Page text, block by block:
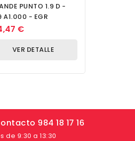
PUNTO 1.9 D -
A1.000 - EGR
€
VER DETALLE
984 18 17 16
de 9:30 a 13:30